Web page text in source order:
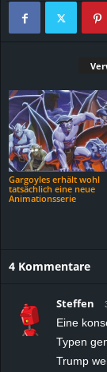
Gargoyles erhält wohl
tatsächlich eine neue
Animationsserie
4 Kommentare
Steffen
Eine
Typen
Trump